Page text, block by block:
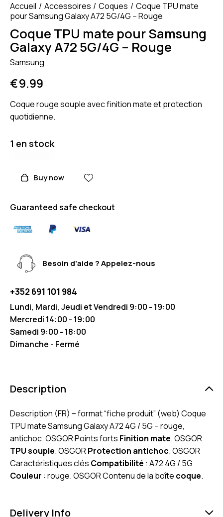
Accueil Accessoires Coques
Coque TPU mate
pour Samsung Galaxy A72 5G/4G – Rouge
Coque TPU mate pour Samsung
Galaxy A72 5G/4G – Rouge
Samsung
€9.99
Coque rouge souple avec finition mate et protection
quotidienne.
1 en stock
Buy now
Guaranteed safe checkout
Besoin d'aide ? Appelez-nous
+352 691 101 984
Lundi, Mardi, Jeudi et Vendredi 9:00 - 19:00
Mercredi 14:00 - 19:00
Samedi 9:00 - 18:00
Dimanche - Fermé
Description
Description (FR) – format “fiche produit” (web) Coque
TPU mate Samsung Galaxy A72 4G / 5G – rouge,
antichoc. OSGOR Points forts Finition mate. OSGOR
TPU souple. OSGORProtection antichoc. OSGOR
Caractéristiques clés Compatibilité : A72 4G / 5G
Couleur : rouge. OSGOR Contenu de la boîte coque.
Delivery Info